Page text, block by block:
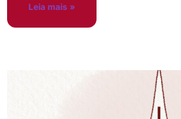
Leia mais »